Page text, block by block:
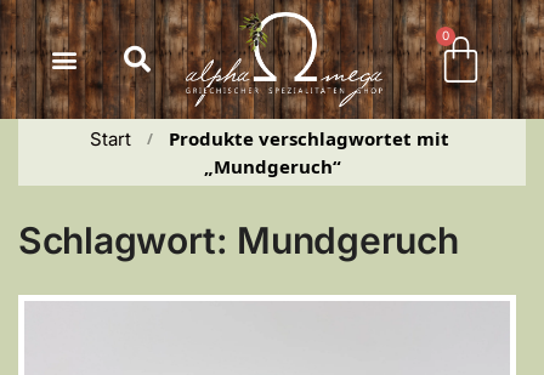
springen
0
Start /
Produkte verschlagwortet mit
„Mundgeruch“
Schlagwort: Mundgeruch